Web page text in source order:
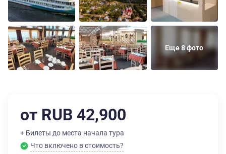
Еще 8 фото
от RUB 42,900
+ Билеты до места начала тура
Что включено в стоимость?